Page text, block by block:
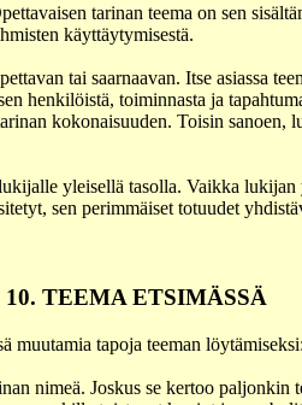
tarinan teema on sen
käyttäytymisestä.
tai saarnaavan. Itse asiassa
henkilöistä, toiminnasta ja
kokonaisuuden. Toisin sanoen,
yleisellä tasolla. Vaikka lukijan
sen perimmäiset totuudet
10. TEEMA ETSIMÄSSÄ
muutamia tapoja teeman löytämiseksi:
nimeä. Joskus se kertoo paljonkin